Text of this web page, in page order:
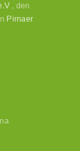
, den
Pirnaer